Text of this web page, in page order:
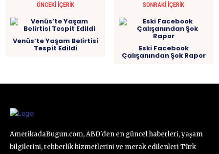
ÖNCEKI İÇERIK
Venüs’te Yaşam Belirtisi
Tespit Edildi
SONRAKI İÇERIK
Eski Facebook
Çalışanından Şok Rapor
AmerikadaBugun.com, ABD'den en güncel haberleri, yaşam
bilgilerini, rehberlik hizmetlerini ve merak edilenleri Türk